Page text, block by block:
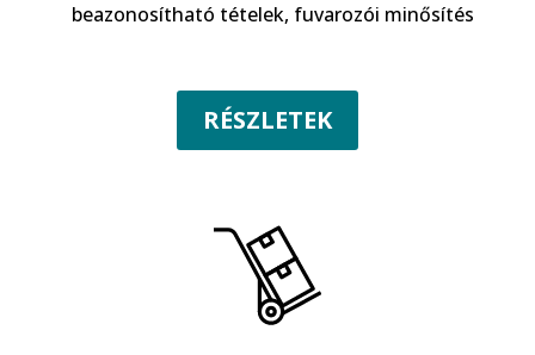
beazonosítható tételek, fuvarozói minősítés
RÉSZLETEK